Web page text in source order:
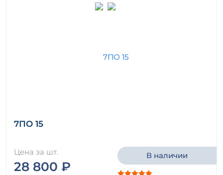
7ПО 15
Цена за шт.
28 800 ₽
В наличии